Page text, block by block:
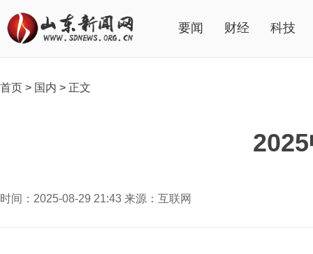
要闻 财经 科技
首页 > 国内 > 正文
时间：2025-08-29 21:43 来源：互联网